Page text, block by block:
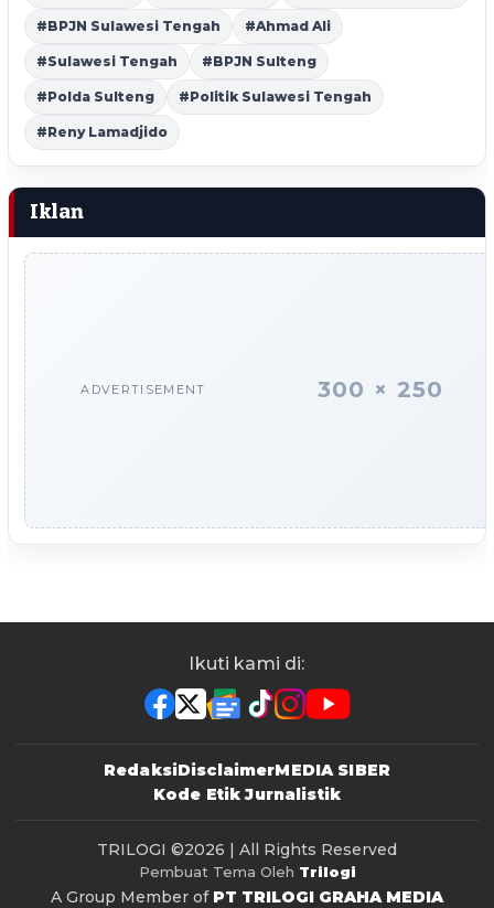
#BPJN Sulawesi Tengah #Ahmad Ali
#Sulawesi Tengah #BPJN Sulteng
#Polda Sulteng #Politik Sulawesi Tengah
#Reny Lamadjido
Iklan
ADVERTISEMENT 300 × 250
Ikuti kami di:
RedaksiDisclaimerMEDIA SIBER
Kode Etik Jurnalistik
TRILOGI ©2026 | All Rights Reserved
Pembuat Tema Oleh Trilogi
A Group Member of PT TRILOGI GRAHA MEDIA